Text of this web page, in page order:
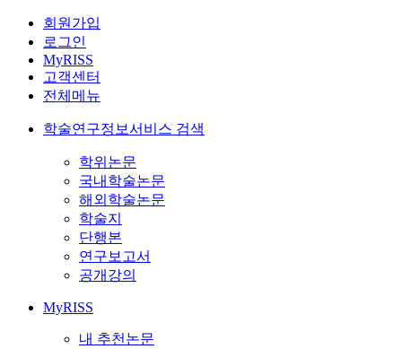
회원가입
로그인
MyRISS
고객센터
전체메뉴
학술연구정보서비스 검색
학위논문
국내학술논문
해외학술논문
학술지
단행본
연구보고서
공개강의
MyRISS
내 추천논문